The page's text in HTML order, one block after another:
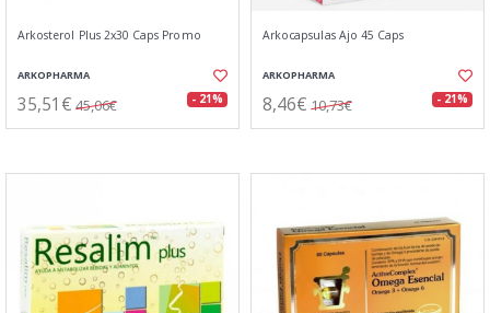
Arkosterol Plus 2x30 Caps Promo
ARKOPHARMA
35,51€ 45,06€ - 21%
Arkocapsulas Ajo 45 Caps
ARKOPHARMA
8,46€ 10,73€ - 21%